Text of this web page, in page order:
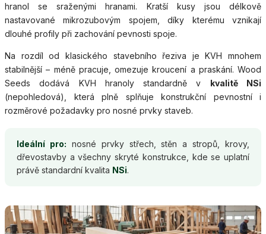
hranol se sraženými hranami. Kratší kusy jsou délkově
nastavované mikrozubovým spojem, díky kterému vznikají
dlouhé profily při zachování pevnosti spoje.
Na rozdíl od klasického stavebního řeziva je KVH mnohem
stabilnější – méně pracuje, omezuje kroucení a praskání. Wood
Seeds dodává KVH hranoly standardně v kvalitě NSi
(nepohledová), která plně splňuje konstrukční pevnostní i
rozměrové požadavky pro nosné prvky staveb.
Ideální pro: nosné prvky střech, stěn a stropů, krovy,
dřevostavby a všechny skryté konstrukce, kde se uplatní
právě standardní kvalita NSi.